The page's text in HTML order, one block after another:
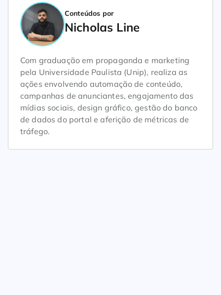
Conteúdos por
Nicholas Line
Com graduação em propaganda e marketing
pela Universidade Paulista (Unip), realiza as
ações envolvendo automação de conteúdo,
campanhas de anunciantes, engajamento das
mídias sociais, design gráfico, gestão do banco
de dados do portal e aferição de métricas de
tráfego.